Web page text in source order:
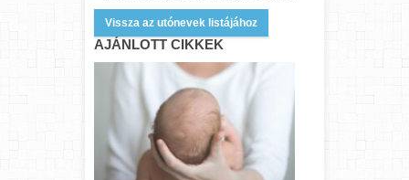
Vissza az utónevek listájához
AJÁNLOTT CIKKEK